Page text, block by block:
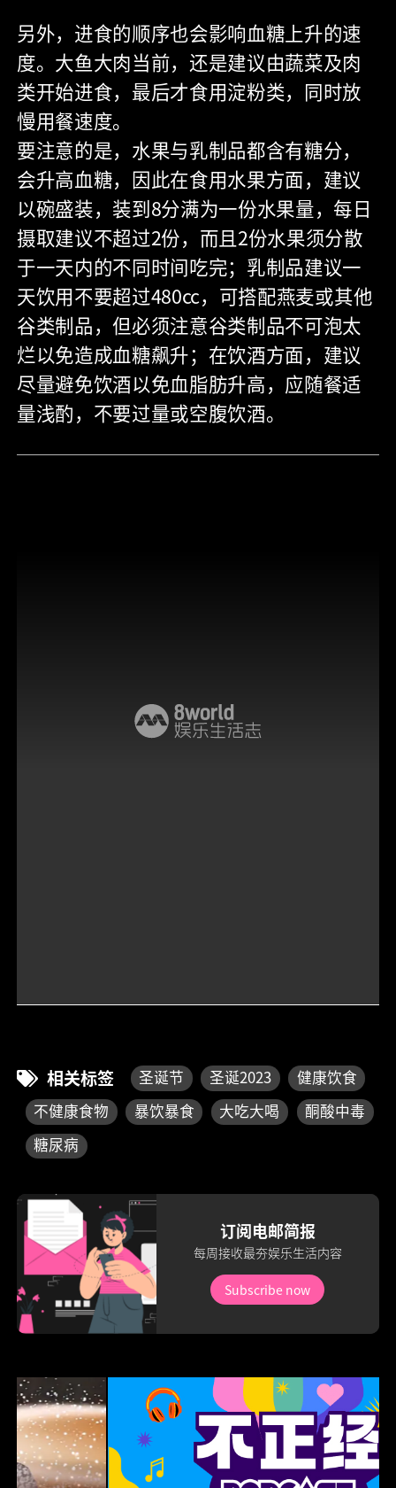
另外，进食的顺序也会影响血糖上升的速
度。大鱼大肉当前，还是建议由蔬菜及肉
类开始进食，最后才食用淀粉类，同时放
慢用餐速度。
要注意的是，水果与乳制品都含有糖分，
会升高血糖，因此在食用水果方面，建议
以碗盛装，装到8分满为一份水果量，每日
摄取建议不超过2份，而且2份水果须分散
于一天内的不同时间吃完；乳制品建议一
天饮用不要超过480cc，可搭配燕麦或其他
谷类制品，但必须注意谷类制品不可泡太
烂以免造成血糖飙升；在饮酒方面，建议
尽量避免饮酒以免血脂肪升高，应随餐适
量浅酌，不要过量或空腹饮酒。
相关标签 圣诞节 圣诞2023
健康饮食
不健康食物
暴饮暴食 大吃大喝
酮酸中毒
糖尿病
订阅电邮简报
每周接收最夯娱乐生活内容
Subscribe now